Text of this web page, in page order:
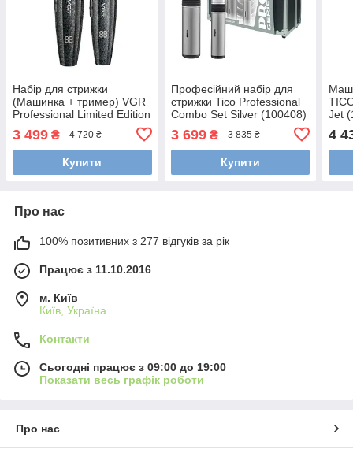
Набір для стрижки
(Машинка + тример) VGR
Professional Limited Edition
Turbo Stone Grey (V-640)
3 499 ₴ 4 720 ₴
Купити
Професійний набір для
стрижки Tico Professional
Combo Set Silver (100408)
3 699₴ 3 835 ₴
Купити
Jet
4
Про нас
100% позитивних з 277 відгуків за рік
Працює з 11.10.2016
м. Київ
Київ, Україна
Контакти
Сьогодні працює з 09:00 до 19:00
Показати весь графік роботи
Про нас